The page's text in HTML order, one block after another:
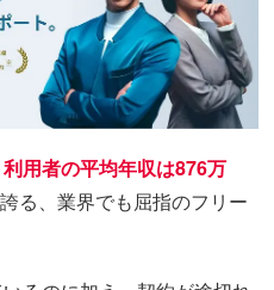
利用者の平均年収は876万
る、業界でも屈指のフリー